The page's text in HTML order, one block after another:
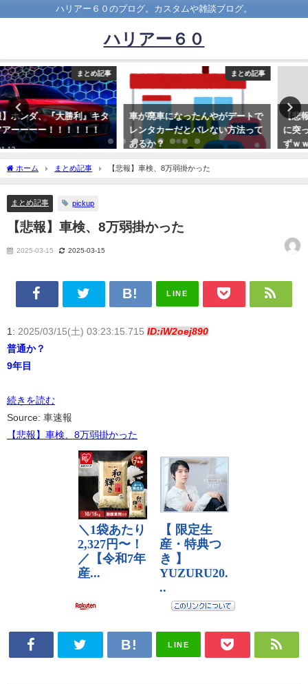
ハリアー６０のブログ。カスタムや雑談ブログ。
ハリアー６０
まとめ記事
車が廃車になったんやがデートで
レンタカーだとバレない方法って
あるか？
まとめ記事
【悲報】日産リーフがディーラー
に突っ込む、自動ブレーキ作動せ
ずｗｗｗ
ホーム まとめ記事 【悲報】車検、8万弱掛かった
まとめ記事 pickup
【悲報】車検、8万弱掛かった
2025-03-15 2025-03-15
LINE
1: 2025/03/15(土) 03:23:15.715 ID:iW2oej890
普通か？
9年目
続きを読む
Source: 車速報
【悲報】車検、8万弱掛かった
LINE